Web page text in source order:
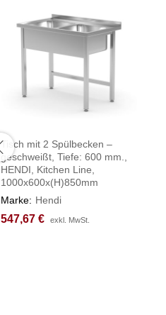
Tisch mit 2 Spülbecken –
geschweißt, Tiefe: 600 mm.,
HENDI, Kitchen Line,
1000x600x(H)850mm
Marke: Hendi
547,67 € exkl. MwSt.
547,67 € exkl. MwSt.